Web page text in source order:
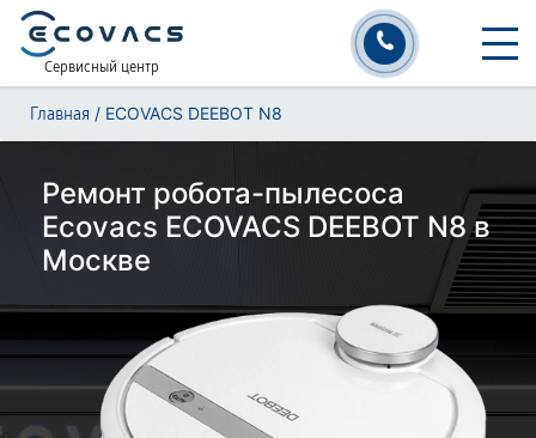
Сервисный центр
Главная / ECOVACS DEEBOT N8
Ремонт робота-пылесоса
Ecovacs ECOVACS DEEBOT N8 в
Москве